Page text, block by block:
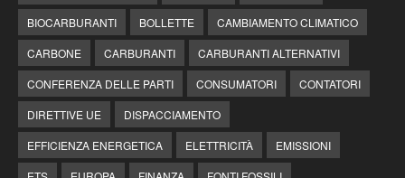
BIOCARBURANTI
BOLLETTE
CAMBIAMENTO CLIMATICO
CARBONE
CARBURANTI
CARBURANTI ALTERNATIVI
CONFERENZA DELLE PARTI
CONSUMATORI
CONTATORI
DIRETTIVE UE
DISPACCIAMENTO
EFFICIENZA ENERGETICA
ELETTRICITÀ
EMISSIONI